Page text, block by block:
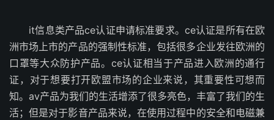
it信息类产品ce认证申请标准要求。ce认证是所有在欧
洲市场上市的产品的强制性标准，包括很多企业发往欧洲的
口罩等大众防护产品。ce认证相当于产品进入欧洲的通行
证，对于想要打开欧盟市场的企业来说，其重要性可想而
知。av产品为我们的生活增添了很多亮色，丰富了我们的生
活；但是对于影音产品来说，在使用过程中的安全和电磁兼